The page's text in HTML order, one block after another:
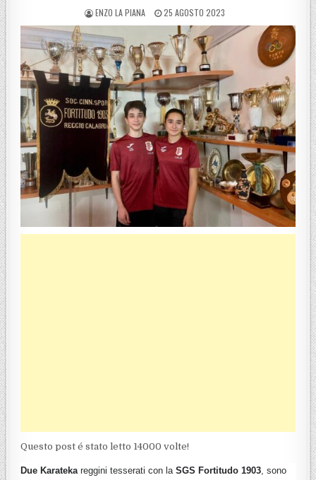
POSTED BY
ENZO LA PIANA POSTED ON
25 AGOSTO 2023
Questo post é stato letto 14000 volte!
Due Karatekareggini tesserati con laSGS Fortitudo 1903, sono